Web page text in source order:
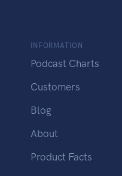
INFORMATION
Podcast Charts
Customers
Blog
About
Product Facts